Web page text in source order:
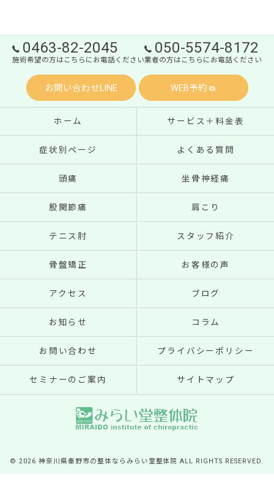
0463-82-2045
施術希望の方はこちらにお電話ください
050-5574-8172
業者の方はこちらにお電話ください
お問い合わせLINE WEB予約
ホーム サービス＋料金表
症状別ページ よくある質問
頭痛 坐骨神経痛
股関節痛 肩こり
テニス肘 スタッフ紹介
骨盤矯正 お客様の声
アクセス ブログ
お知らせ コラム
お問い合わせ プライバシーポリシー
セミナーのご案内 サイトマップ
© 2026 神奈川県秦野市の整体ならみらい堂整体院 ALL RIGHTS RESERVED.